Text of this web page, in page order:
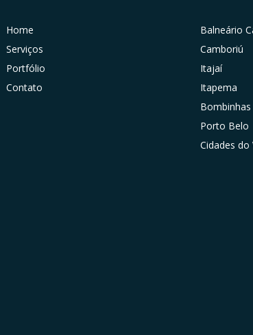
Home
Serviços
Portfólio
Contato
Balneário
Camboriú
Itajaí
Itapema
Bombinhas
Porto Belo
Cidades